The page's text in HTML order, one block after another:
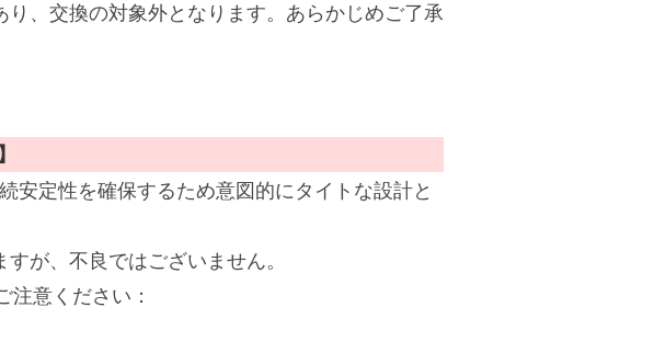
、交換の対象外となります。あらかじめご了承
安定性を確保するため意図的にタイトな設計と
が、不良ではございません。
注意ください：